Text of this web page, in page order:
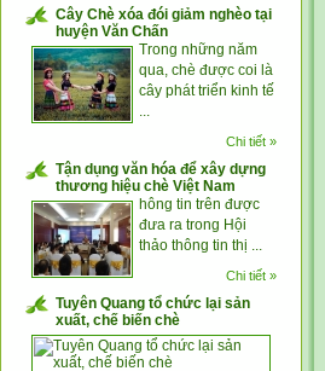
Cây Chè xóa đói giảm nghèo tại
huyện Văn Chấn
Trong những năm
qua, chè được coi là
cây phát triển kinh tế
...
Chi tiết »
Tận dụng văn hóa để xây dựng
thương hiệu chè Việt Nam
hông tin trên được
đưa ra trong Hội
thảo thông tin thị ...
Chi tiết »
Tuyên Quang tổ chức lại sản
xuất, chế biến chè